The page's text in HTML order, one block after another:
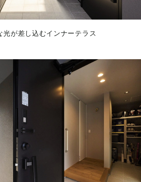
光が差し込むインナーテラス